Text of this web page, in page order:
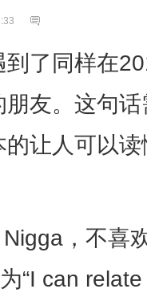
到了同样在
朋友。这句
让人可以
，不喜
“I can